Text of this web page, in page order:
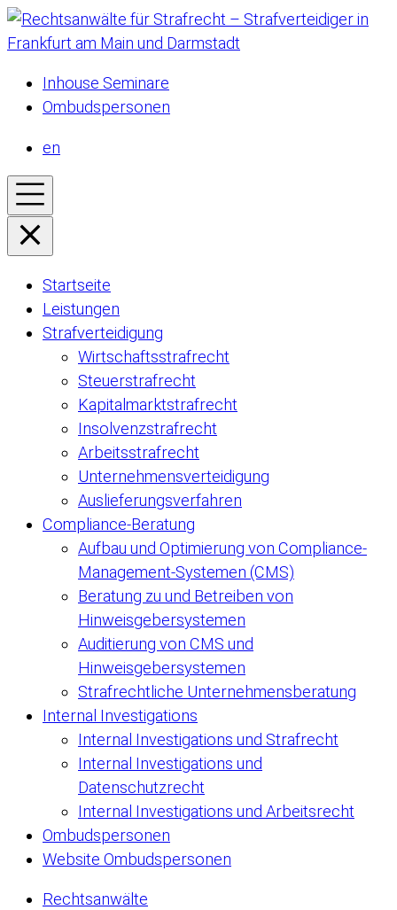
Inhouse Seminare
Ombudspersonen
en
Startseite
Leistungen
Strafverteidigung
Wirtschaftsstrafrecht
Steuerstrafrecht
Kapitalmarktstrafrecht
Insolvenzstrafrecht
Arbeitsstrafrecht
Unternehmensverteidigung
Auslieferungsverfahren
Compliance-Beratung
Aufbau und Optimierung von Compliance-
Management-Systemen (CMS)
Beratung zu und Betreiben von
Hinweisgebersystemen
Auditierung von CMS und
Hinweisgebersystemen
Strafrechtliche Unternehmensberatung
Internal Investigations
Internal Investigations und Strafrecht
Internal Investigations und
Datenschutzrecht
Internal Investigations und Arbeitsrecht
Ombudspersonen
Website Ombudspersonen
Rechtsanwälte